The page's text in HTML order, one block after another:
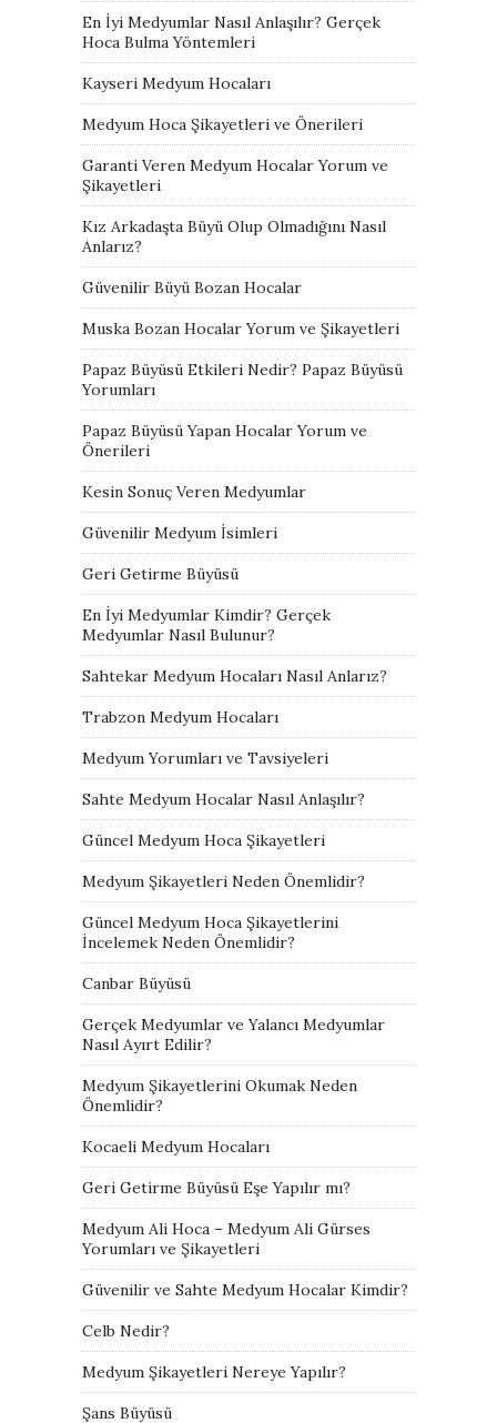
En İyi Medyumlar Nasıl Anlaşılır? Gerçek
Hoca Bulma Yöntemleri
Kayseri Medyum Hocaları
Medyum Hoca Şikayetleri ve Önerileri
Garanti Veren Medyum Hocalar Yorum ve
Şikayetleri
Kız Arkadaşta Büyü Olup Olmadığını Nasıl
Anlarız?
Güvenilir Büyü Bozan Hocalar
Muska Bozan Hocalar Yorum ve Şikayetleri
Papaz Büyüsü Etkileri Nedir? Papaz Büyüsü
Yorumları
Papaz Büyüsü Yapan Hocalar Yorum ve
Önerileri
Kesin Sonuç Veren Medyumlar
Güvenilir Medyum İsimleri
Geri Getirme Büyüsü
En İyi Medyumlar Kimdir? Gerçek
Medyumlar Nasıl Bulunur?
Sahtekar Medyum Hocaları Nasıl Anlarız?
Trabzon Medyum Hocaları
Medyum Yorumları ve Tavsiyeleri
Sahte Medyum Hocalar Nasıl Anlaşılır?
Güncel Medyum Hoca Şikayetleri
Medyum Şikayetleri Neden Önemlidir?
Güncel Medyum Hoca Şikayetlerini
İncelemek Neden Önemlidir?
Canbar Büyüsü
Gerçek Medyumlar ve Yalancı Medyumlar
Nasıl Ayırt Edilir?
Medyum Şikayetlerini Okumak Neden
Önemlidir?
Kocaeli Medyum Hocaları
Geri Getirme Büyüsü Eşe Yapılır mı?
Medyum Ali Hoca – Medyum Ali Gürses
Yorumları ve Şikayetleri
Güvenilir ve Sahte Medyum Hocalar Kimdir?
Celb Nedir?
Medyum Şikayetleri Nereye Yapılır?
Şans Büyüsü